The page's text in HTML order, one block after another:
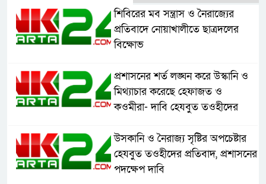
শিবিরের মব সন্ত্রাস ও নৈরাজ্যের
প্রতিবাদে নোয়াখালীতে ছাত্রদলের
বিক্ষোভ
প্রশাসনের শর্ত লঙ্ঘন করে উস্কানি ও
মিথ্যাচার করেছে হেফাজত ও
কওমীরা- দাবি হেযবুত তওহীদের
উসকানি ও নৈরাজ্য সৃষ্টির অপচেষ্টার
হেযবুত তওহীদের প্রতিবাদ, প্রশাসনের
পদক্ষেপ দাবি